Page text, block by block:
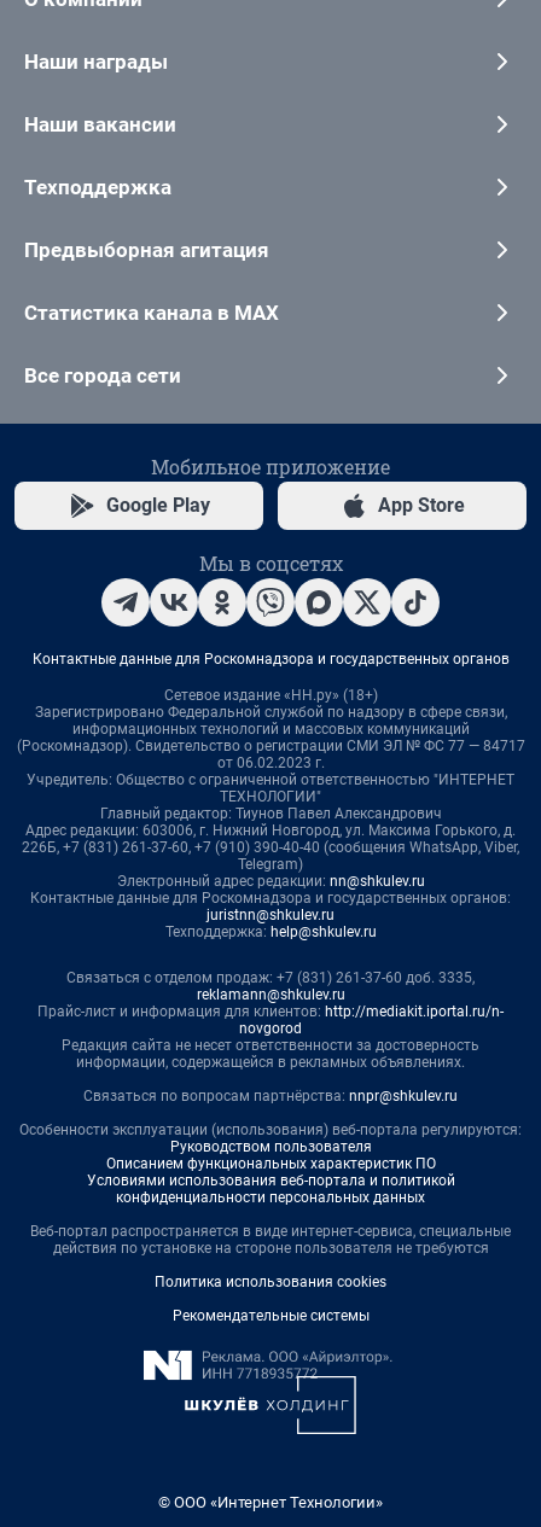
Наши награды
Наши вакансии
Техподдержка
Предвыборная агитация
Статистика канала в MAX
Все города сети
Мобильное приложение
Google Play App Store
Мы в соцсетях
Контактные данные для Роскомнадзора и государственных органов
Сетевое издание «НН.ру» (18+)
Зарегистрировано Федеральной службой по надзору в сфере связи,
информационных технологий и массовых коммуникаций
(Роскомнадзор). Свидетельство о регистрации СМИ ЭЛ № ФС 77 — 84717
от 06.02.2023 г.
Учредитель: Общество с ограниченной ответственностью "ИНТЕРНЕТ
ТЕХНОЛОГИИ"
Главный редактор: Тиунов Павел Александрович
Адрес редакции: 603006, г. Нижний Новгород, ул. Максима Горького, д.
226Б, +7 (831) 261-37-60, +7 (910) 390-40-40 (сообщения WhatsApp, Viber,
Telegram)
Электронный адрес редакции: nn@shkulev.ru
Контактные данные для Роскомнадзора и государственных органов:
juristnn@shkulev.ru
Техподдержка: help@shkulev.ru
Связаться с отделом продаж: +7 (831) 261-37-60 доб. 3335,
reklamann@shkulev.ru
Прайс-лист и информация для клиентов: http://mediakit.iportal.ru/n-
novgorod
Редакция сайта не несет ответственности за достоверность
информации, содержащейся в рекламных объявлениях.
Связаться по вопросам партнёрства: nnpr@shkulev.ru
Особенности эксплуатации (использования) веб-портала регулируются:
Руководством пользователя
Описанием функциональных характеристик ПО
Условиями использования веб-портала и политикой
конфиденциальности персональных данных
Веб-портал распространяется в виде интернет-сервиса, специальные
действия по установке на стороне пользователя не требуются
Политика использования cookies
Рекомендательные системы
© ООО «Интернет Технологии»